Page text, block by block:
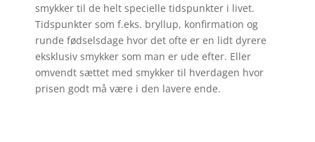
smykker til de helt specielle tidspunkter i livet.
Tidspunkter som f.eks. bryllup, konfirmation og
runde fødselsdage hvor det ofte er en lidt dyrere
eksklusiv smykker som man er ude efter. Eller
omvendt sættet med smykker til hverdagen hvor
prisen godt må være i den lavere ende.